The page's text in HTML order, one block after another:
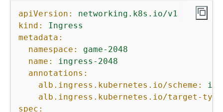
apiVersion:
networking.k8s.io/v1
kind:
Ingress
metadata:
namespace:
game-2048
name:
ingress-2048
annotations:
alb.ingress.kubernetes.io/scheme:
alb.ingress.kubernetes.io/target-
spec: